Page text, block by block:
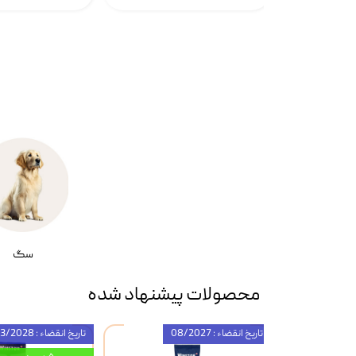
سگ
محصولات پیشنهاد شده
تاریخ انقضاء : 03/2028
تاریخ انقضاء : 08/2027